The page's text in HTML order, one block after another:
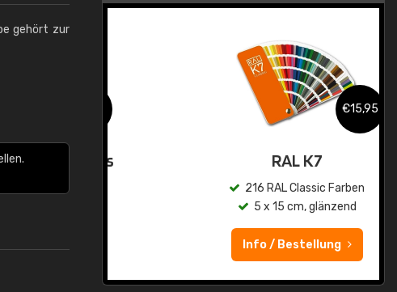
gehört zur
€15,95
216 RAL Classic Farben
5 x 15 cm, glänzend
Info / Bestellung